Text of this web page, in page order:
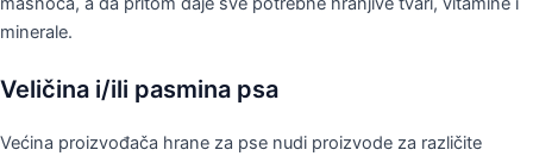
minerale.
Veličina i/ili pasmina psa
Većina proizvođača hrane za pse nudi proizvode za različite